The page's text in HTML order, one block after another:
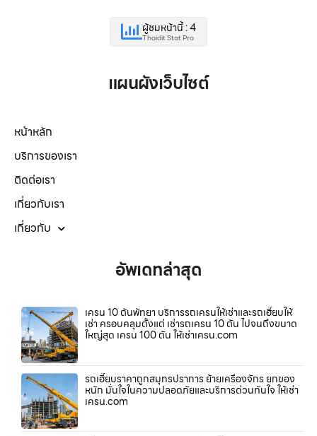
ผู้ชมหน้านี้ : 4
Thaidit Stat Pro
แผนผังเว็บไซต์
หน้าหลัก
บริการของเรา
ติดต่อเรา
เกี่ยวกับเรา
เกี่ยวกับ
อัพเดทล่าสุด
เครน 10 ตันพัทยา บริการรถเครนให้เช่าและรถเฮี๊ยบให้
เช่า ครอบคลุมตั้งแต่ เช่ารถเครน 10 ตัน ไปจนถึงขนาด
ใหญ่สุด เครน 100 ตัน ให้เช่าเครน.com
รถเฮี๊ยบราคาถูกสมุทรปราการ ย้ายเครื่องจักร ยกของ
หนัก มั่นใจในความปลอดภัยและบริการด่วนทันใจ ให้เช่า
เครน.com